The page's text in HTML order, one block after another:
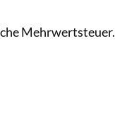
Mehrwertsteuer.